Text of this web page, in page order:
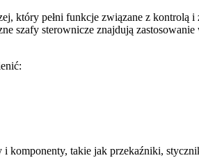
który pełni funkcje związane z kontrolą
szafy sterownicze znajdują
komponenty, takie jak przekaźniki,